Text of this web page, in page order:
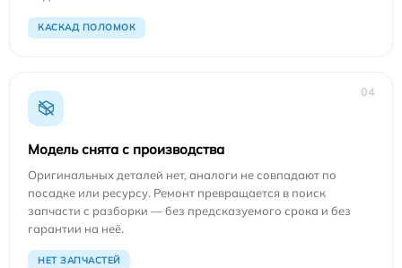
КАСКАД ПОЛОМОК
04
Модель снята с производства
Оригинальных деталей нет, аналоги не совпадают по
посадке или ресурсу. Ремонт превращается в поиск
запчасти с разборки — без предсказуемого срока и без
гарантии на неё.
НЕТ ЗАПЧАСТЕЙ